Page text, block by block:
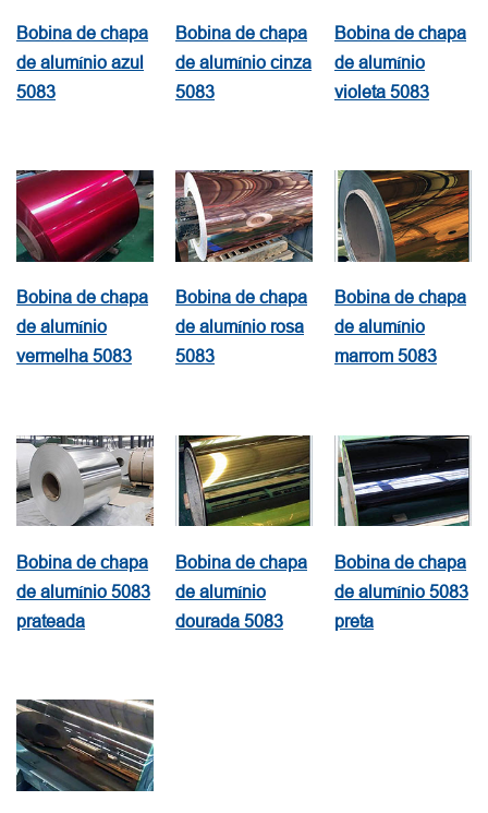
Bobina de chapa
de alumínio azul
5083
Bobina de chapa
de alumínio cinza
5083
Bobina de chapa
de alumínio
violeta 5083
Bobina de chapa
de alumínio
vermelha 5083
Bobina de chapa
de alumínio rosa
5083
Bobina de chapa
de alumínio
marrom 5083
Bobina de chapa
de alumínio 5083
prateada
Bobina de chapa
de alumínio
dourada 5083
Bobina de chapa
de alumínio 5083
preta